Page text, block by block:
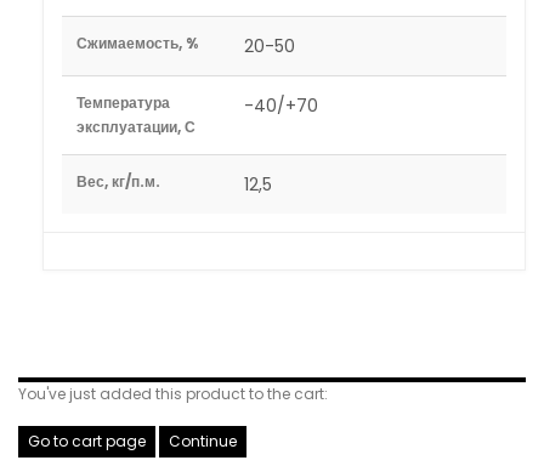
Сжимаемость, % 20-50
Температура
эксплуатации, С
-40/+70
Вес, кг/п.м. 12,5
You've just added this product to the cart:
Go to cart page Continue